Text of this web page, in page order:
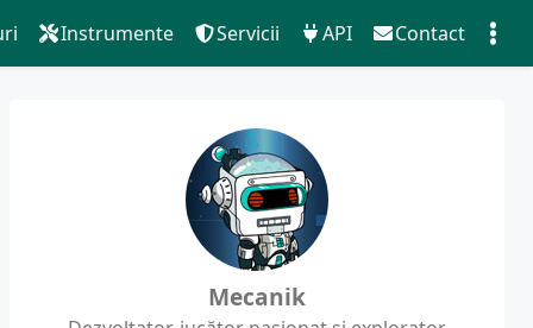
Instrumente Servicii API Contact
Mecanik